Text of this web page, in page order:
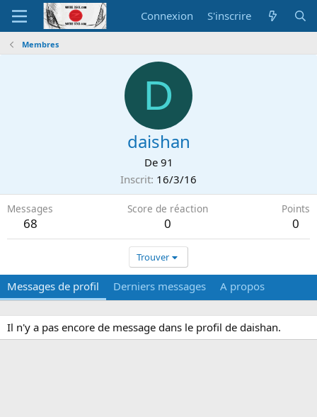
Connexion S'inscrire
Membres
D
daishan
De 91
Inscrit 16/3/16
Messages
68
Score de réaction
0
Points
0
Trouver
Messages de profil Derniers messages A propos
Il n'y a pas encore de message dans le profil de daishan.